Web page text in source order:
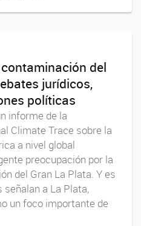
del
jurídicos,
políticas
informe de la
Climate Trace sobre la
a nivel global
preocupación por la
del Gran La Plata. Y es
a La Plata,
un foco importante de